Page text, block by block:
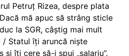
Petruț Rizea, despre plata
mă apuc să strâng sticle
la SGR, câștig mai mult
Statul îți aruncă niște
și îți cere să-i spui „salariu”.